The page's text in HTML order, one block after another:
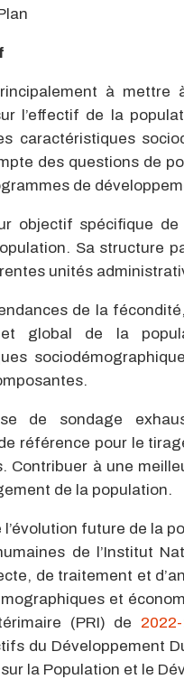
à mettre
l’effectif de la
caractéristiques
des questions de
de
objectif spécifique
Sa structure
unités
de la
et global de la
de sondage
référence pour le
Contribuer à une
de la population.
future de la
de l’Institut
de traitement et
et
(PRI) de
du Développement
la Population et le